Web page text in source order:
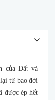
của Đất và
từ bao đời
được ép hết